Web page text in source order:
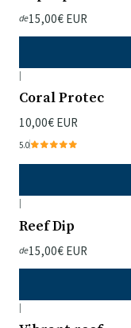
de15,00€ EUR
|
Coral Protec
10,00€ EUR
5.0
|
Reef Dip
de15,00€ EUR
|